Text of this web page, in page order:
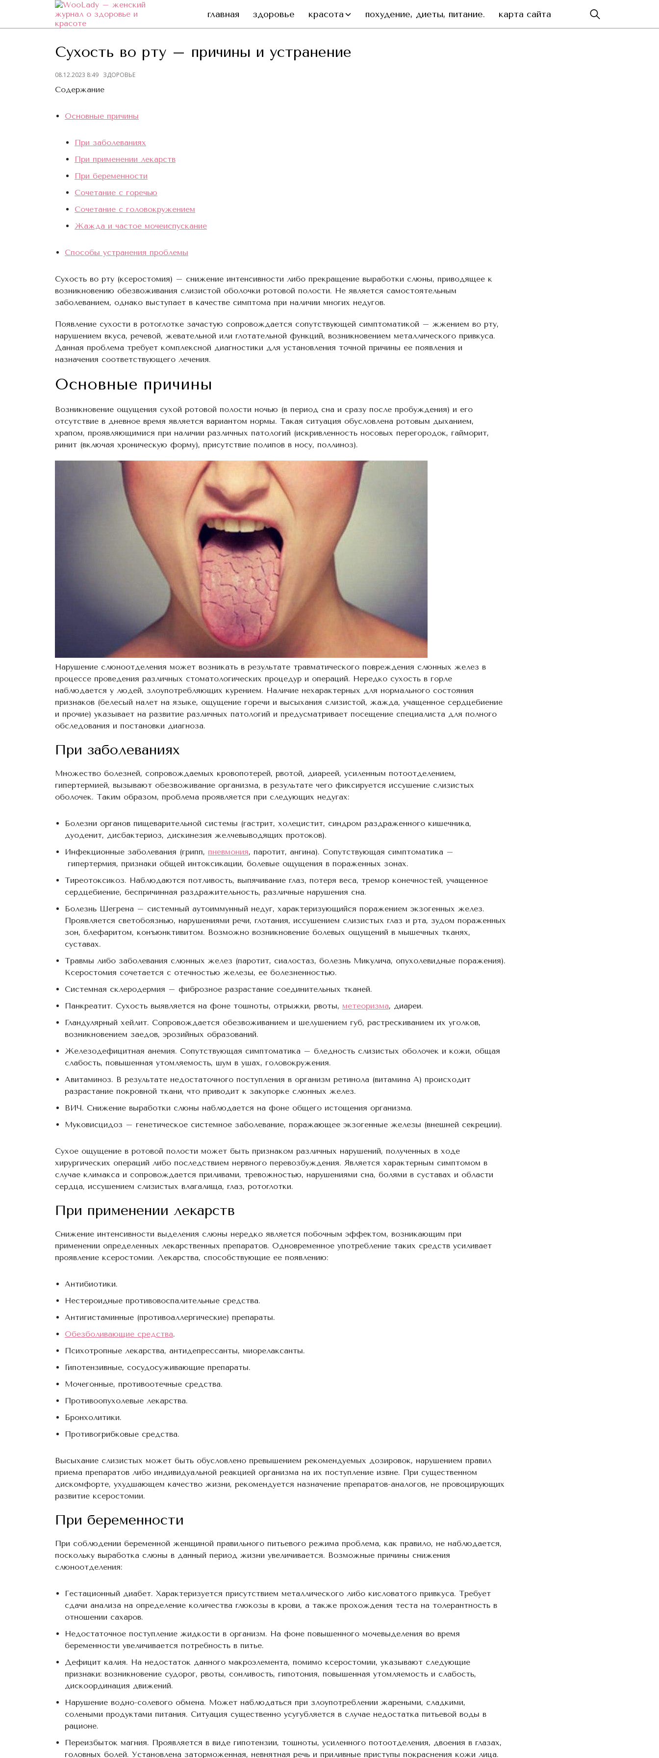
главная здоровье красота похудение, диеты, питание. карта сайта
Сухость во рту – причины и устранение
08.12.2023 8:49 ЗДОРОВЬЕ
Содержание
Основные причины
При заболеваниях
При применении лекарств
При беременности
Сочетание с горечью
Сочетание с головокружением
Жажда и частое мочеиспускание
Способы устранения проблемы
Сухость во рту (ксеростомия) – снижение интенсивности либо прекращение выработки слюны, приводящее к
возникновению обезвоживания слизистой оболочки ротовой полости. Не является самостоятельным
заболеванием, однако выступает в качестве симптома при наличии многих недугов.
Появление сухости в ротоглотке зачастую сопровождается сопутствующей симптоматикой – жжением во рту,
нарушением вкуса, речевой, жевательной или глотательной функций, возникновением металлического привкуса.
Данная проблема требует комплексной диагностики для установления точной причины ее появления и
назначения соответствующего лечения.
Основные причины
Возникновение ощущения сухой ротовой полости ночью (в период сна и сразу после пробуждения) и его
отсутствие в дневное время является вариантом нормы. Такая ситуация обусловлена ротовым дыханием,
храпом, проявляющимися при наличии различных патологий (искривленность носовых перегородок, гайморит,
ринит (включая хроническую форму), присутствие полипов в носу, поллиноз).
Нарушение слюноотделения может возникать в результате травматического повреждения слюнных желез в
процессе проведения различных стоматологических процедур и операций. Нередко сухость в горле
наблюдается у людей, злоупотребляющих курением. Наличие нехарактерных для нормального состояния
признаков (белесый налет на языке, ощущение горечи и высыхания слизистой, жажда, учащенное сердцебиение
и прочие) указывает на развитие различных патологий и предусматривает посещение специалиста для полного
обследования и постановки диагноза.
При заболеваниях
Множество болезней, сопровождаемых кровопотерей, рвотой, диареей, усиленным потоотделением,
гипертермией, вызывают обезвоживание организма, в результате чего фиксируется иссушение слизистых
оболочек. Таким образом, проблема проявляется при следующих недугах:
Болезни органов пищеварительной системы (гастрит, холецистит, синдром раздраженного кишечника,
дуоденит, дисбактериоз, дискинезия желчевыводящих протоков).
Инфекционные заболевания (грипп, пневмония, паротит, ангина). Сопутствующая симптоматика –
гипертермия, признаки общей интоксикации, болевые ощущения в пораженных зонах.
Тиреотоксикоз. Наблюдаются потливость, выпячивание глаз, потеря веса, тремор конечностей, учащенное
сердцебиение, беспричинная раздражительность, различные нарушения сна.
Болезнь Шегрена – системный аутоиммунный недуг, характеризующийся поражением экзогенных желез.
Проявляется светобоязнью, нарушениями речи, глотания, иссушением слизистых глаз и рта, зудом пораженных
зон, блефаритом, конъюнктивитом. Возможно возникновение болевых ощущений в мышечных тканях,
суставах.
Травмы либо заболевания слюнных желез (паротит, сиалостаз, болезнь Микулича, опухолевидные поражения).
Ксеростомия сочетается с отечностью железы, ее болезненностью.
Системная склеродермия – фиброзное разрастание соединительных тканей.
Панкреатит. Сухость выявляется на фоне тошноты, отрыжки, рвоты, метеоризма, диареи.
Гландулярный хейлит. Сопровождается обезвоживанием и шелушением губ, растрескиванием их уголков,
возникновением заедов, эрозийных образований.
Железодефицитная анемия. Сопутствующая симптоматика – бледность слизистых оболочек и кожи, общая
слабость, повышенная утомляемость, шум в ушах, головокружения.
Авитаминоз. В результате недостаточного поступления в организм ретинола (витамина А) происходит
разрастание покровной ткани, что приводит к закупорке слюнных желез.
ВИЧ. Снижение выработки слюны наблюдается на фоне общего истощения организма.
Муковисцидоз – генетическое системное заболевание, поражающее экзогенные железы (внешней секреции).
Сухое ощущение в ротовой полости может быть признаком различных нарушений, полученных в ходе
хирургических операций либо последствием нервного перевозбуждения. Является характерным симптомом в
случае климакса и сопровождается приливами, тревожностью, нарушениями сна, болями в суставах и области
сердца, иссушением слизистых влагалища, глаз, ротоглотки.
При применении лекарств
Снижение интенсивности выделения слюны нередко является побочным эффектом, возникающим при
применении определенных лекарственных препаратов. Одновременное употребление таких средств усиливает
проявление ксеростомии. Лекарства, способствующие ее появлению:
Антибиотики.
Нестероидные противовоспалительные средства.
Антигистаминные (противоаллергические) препараты.
Обезболивающие средства.
Психотропные лекарства, антидепрессанты, миорелаксанты.
Гипотензивные, сосудосуживающие препараты.
Мочегонные, противоотечные средства.
Противоопухолевые лекарства.
Бронхолитики.
Противогрибковые средства.
Высыхание слизистых может быть обусловлено превышением рекомендуемых дозировок, нарушением правил
приема препаратов либо индивидуальной реакцией организма на их поступление извне. При существенном
дискомфорте, ухудшающем качество жизни, рекомендуется назначение препаратов-аналогов, не провоцирующих
развитие ксеростомии.
При беременности
При соблюдении беременной женщиной правильного питьевого режима проблема, как правило, не наблюдается,
поскольку выработка слюны в данный период жизни увеличивается. Возможные причины снижения
слюноотделения:
Гестационный диабет. Характеризуется присутствием металлического либо кисловатого привкуса. Требует
сдачи анализа на определение количества глюкозы в крови, а также прохождения теста на толерантность в
отношении сахаров.
Недостаточное поступление жидкости в организм. На фоне повышенного мочевыделения во время
беременности увеличивается потребность в питье.
Дефицит калия. На недостаток данного макроэлемента, помимо ксеростомии, указывают следующие
признаки: возникновение судорог, рвоты, сонливость, гипотония, повышенная утомляемость и слабость,
дискоординация движений.
Нарушение водно-солевого обмена. Может наблюдаться при злоупотреблении жареными, сладкими,
солеными продуктами питания. Ситуация существенно усугубляется в случае недостатка питьевой воды в
рационе.
Переизбыток магния. Проявляется в виде гипотензии, тошноты, усиленного потоотделения, двоения в глазах,
головных болей. Установлена заторможенная, невнятная речь и приливные приступы покраснения кожи лица.